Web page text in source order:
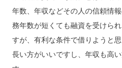
年数、年収などその人の信頼情
務年数が短くても融資を受けら
すが、有利な条件で借りようと
長い方がいいですし、年収も高